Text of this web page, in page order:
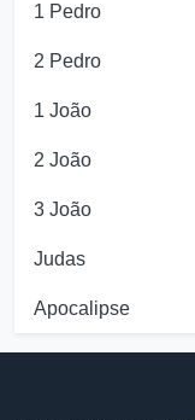
1 Pedro
2 Pedro
1 João
2 João
3 João
Judas
Apocalipse